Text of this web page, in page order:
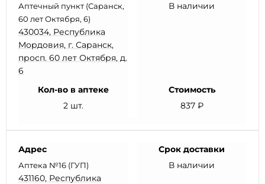
Аптечный пункт (Саранск,
60 лет Октября, 6)
430034, Республика
Мордовия, г. Саранск,
просп. 60 лет Октября, д.
6
В наличии
Кол-во в аптеке
2 шт.
Стоимость
837 ₽
Адрес
Аптека №16 (ГУП)
431160, Республика
Срок доставки
В наличии